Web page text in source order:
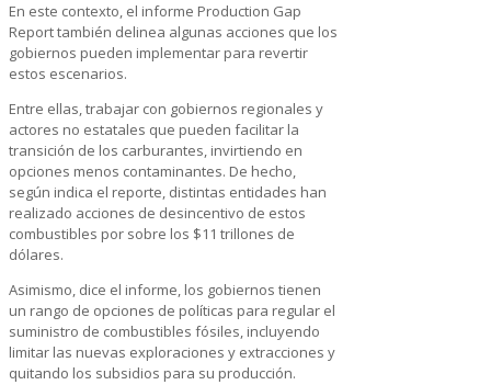
En este contexto, el informe Production Gap
Report también delinea algunas acciones que los
gobiernos pueden implementar para revertir
estos escenarios.
Entre ellas, trabajar con gobiernos regionales y
actores no estatales que pueden facilitar la
transición de los carburantes, invirtiendo en
opciones menos contaminantes. De hecho,
según indica el reporte, distintas entidades han
realizado acciones de desincentivo de estos
combustibles por sobre los $11 trillones de
dólares.
Asimismo, dice el informe, los gobiernos tienen
un rango de opciones de políticas para regular el
suministro de combustibles fósiles, incluyendo
limitar las nuevas exploraciones y extracciones y
quitando los subsidios para su producción.